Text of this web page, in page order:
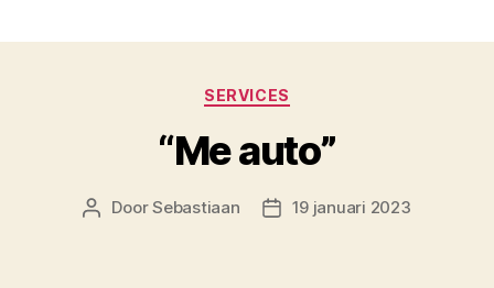
Categorieën
SERVICES
“Me auto”
Berichtauteur
DoorSebastiaan Berichtdatum
19 januari 2023